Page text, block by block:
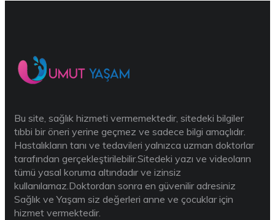
Bu site, sağlık hizmeti vermemektedir, sitedeki bilgiler
tıbbi bir öneri yerine geçmez ve sadece bilgi amaçlıdır.
Hastalıkların tanı ve tedavileri yalnızca uzman doktorlar
tarafından gerçekleştirilebilir.Sitedeki yazı ve videoların
tümü yasal koruma altındadır ve izinsiz
kullanılamaz.Doktordan sonra en güvenilir adresiniz
Sağlık ve Yaşam siz değerleri anne ve çocuklar için
hizmet vermektedir.